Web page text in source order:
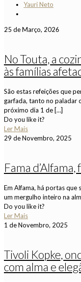
Yauri Neto
25 de Março, 2026
No Touta, a
às famílias
São estas refeições que
garfada, tanto no paladar
próximo dia 1 de […]
Do you like it?
Ler Mais
29 de Novembro, 2025
Fama d’Alfama,
Em Alfama, há portas que
um mergulho inteiro na
Do you like it?
Ler Mais
1 de Novembro, 2025
Tivoli Kopke,
com alma e